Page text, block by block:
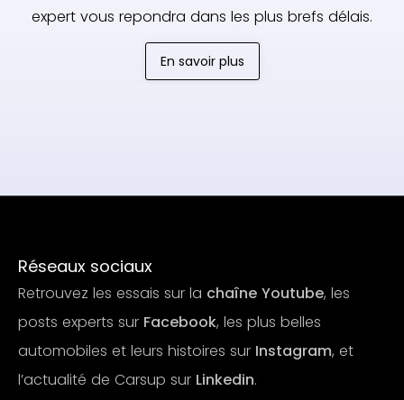
expert vous repondra dans les plus brefs délais.
En savoir plus
Réseaux sociaux
Retrouvez les essais sur la chaîne Youtube, les
posts experts sur Facebook, les plus belles
automobiles et leurs histoires sur Instagram, et
l’actualité de Carsup sur Linkedin.